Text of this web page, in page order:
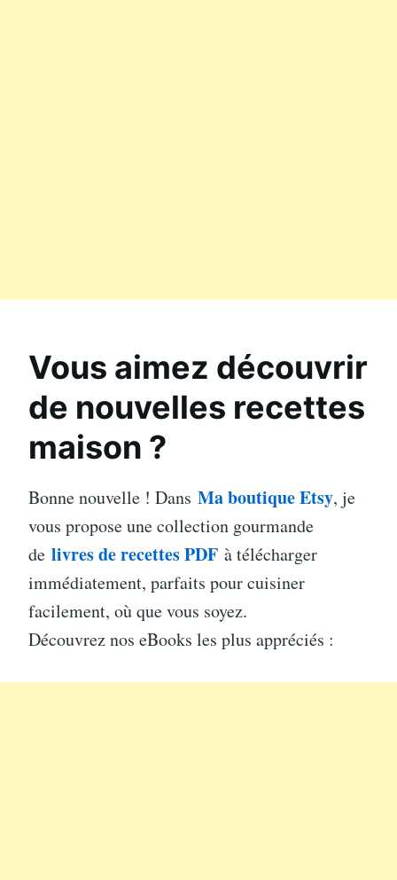
Vous aimez découvrir
de nouvelles recettes
maison ?
Bonne nouvelle ! Dans Ma boutique Etsy, je
vous propose une collection gourmande
de livres de recettes PDF à télécharger
immédiatement, parfaits pour cuisiner
facilement, où que vous soyez.
Découvrez nos eBooks les plus appréciés :